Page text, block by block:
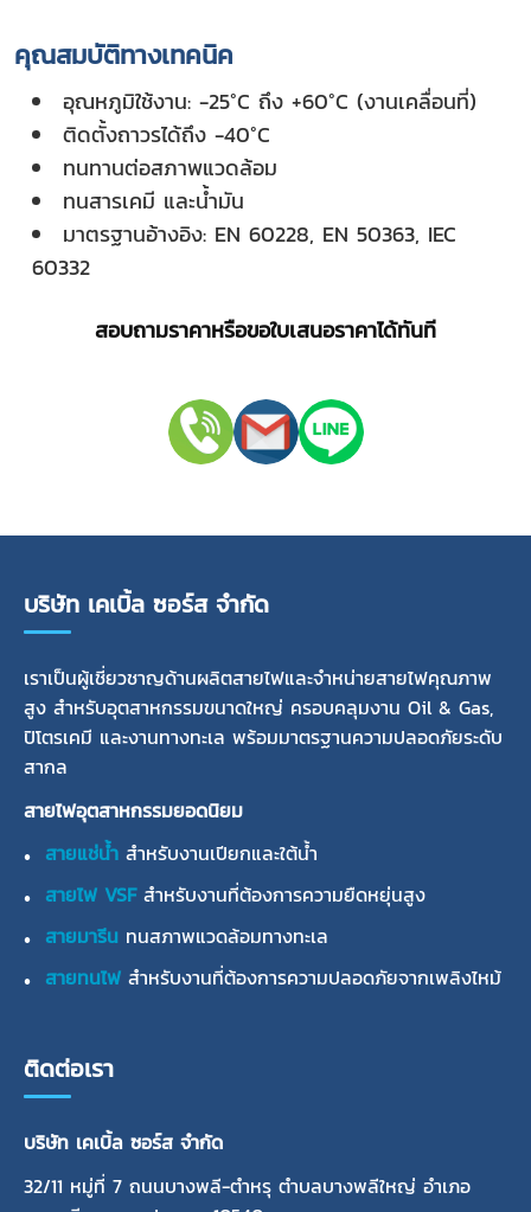
คุณสมบัติทางเทคนิค
อุณหภูมิใช้งาน: -25°C ถึง +60°C (งานเคลื่อนที่)
ติดตั้งถาวรได้ถึง -40°C
ทนทานต่อสภาพแวดล้อม
ทนสารเคมี และน้ำมัน
มาตรฐานอ้างอิง: EN 60228, EN 50363, IEC
60332
สอบถามราคาหรือขอใบเสนอราคาได้ทันที
บริษัท เคเบิ้ล ซอร์ส จำกัด
เราเป็นผู้เชี่ยวชาญด้านผลิตสายไฟและจำหน่ายสายไฟคุณภาพ
สูง สำหรับอุตสาหกรรมขนาดใหญ่ ครอบคลุมงาน Oil & Gas,
ปิโตรเคมี และงานทางทะเล พร้อมมาตรฐานความปลอดภัยระดับ
สากล
สายไฟอุตสาหกรรมยอดนิยม
สายแช่น้ำ สำหรับงานเปียกและใต้น้ำ
สายไฟ VSF สำหรับงานที่ต้องการความยืดหยุ่นสูง
สายมารีน ทนสภาพแวดล้อมทางทะเล
สายทนไฟ สำหรับงานที่ต้องการความปลอดภัยจากเพลิงไหม้
ติดต่อเรา
บริษัท เคเบิ้ล ซอร์ส จำกัด
32/11 หมู่ที่ 7 ถนนบางพลี-ตำหรุ ตำบลบางพลีใหญ่ อำเภอ